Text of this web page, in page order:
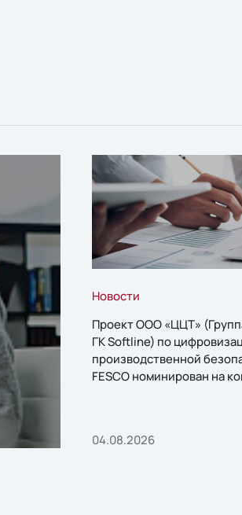
Новости
Проект ООО «ЦЦТ»
ГК Softline) по
производственной
FESCO номинирован на
04.08.2026